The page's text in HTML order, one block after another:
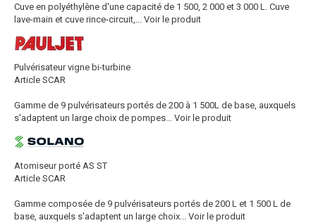
Cuve en polyéthylène d'une capacité de 1 500, 2 000 et 3 000 L. Cuve
lave-main et cuve rince-circuit,...
Voir le produit
Pulvérisateur vigne bi-turbine
Article SCAR
Gamme de 9 pulvérisateurs portés de 200 à 1 500L de base, auxquels
s'adaptent un large choix de pompes...
Voir le produit
Atomiseur porté AS ST
Article SCAR
Gamme composée de 9 pulvérisateurs portés de 200 L et 1 500 L de
base, auxquels s'adaptent un large choix...
Voir le produit